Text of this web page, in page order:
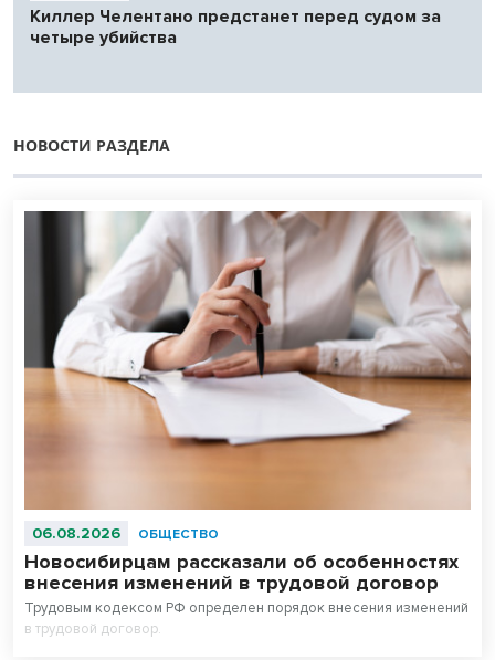
Киллер Челентано предстанет перед судом за
четыре убийства
НОВОСТИ РАЗДЕЛА
06.08.2026 ОБЩЕСТВО
Новосибирцам рассказали об особенностях
внесения изменений в трудовой договор
Трудовым кодексом РФ определен порядок внесения изменений
в трудовой договор.